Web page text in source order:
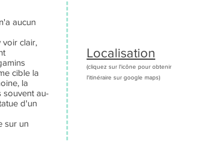
aucun
voir clair,
cible la
la
souvent au-
d'un
sur un
Localisation
(cliquez sur l'icône pour obtenir
l'itinéraire sur google maps)